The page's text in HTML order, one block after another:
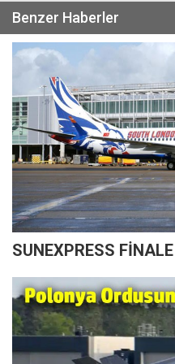
Benzer Haberler
SUNEXPRESS